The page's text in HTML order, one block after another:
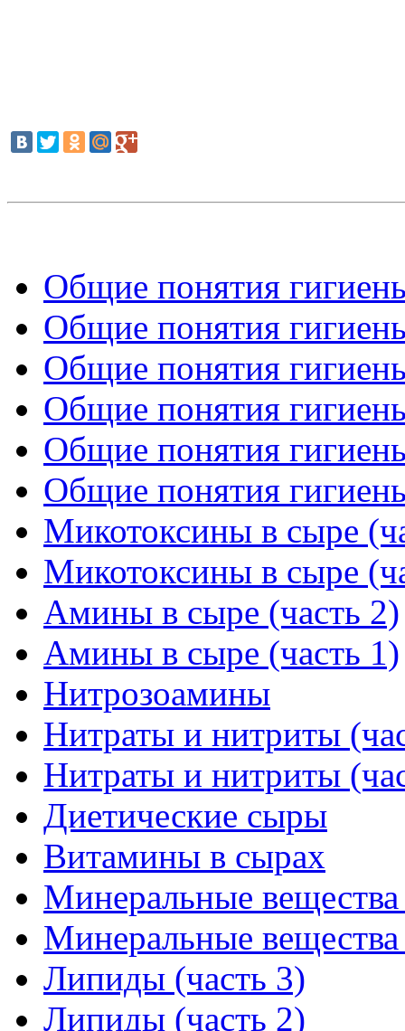
Общие понятия
Общие понятия
Общие понятия
Общие понятия
Общие понятия
Общие понятия
Микотоксины в сыре
Микотоксины в сыре
Амины в сыре (часть 2)
Амины в сыре (часть 1)
Нитрозоамины
Нитраты и нитриты
Нитраты и нитриты
Диетические сыры
Витамины в сырах
Минеральные
Минеральные
Липиды (часть 3)
Липиды (часть 2)